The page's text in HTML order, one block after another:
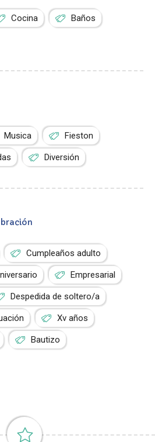
Cocina Baños
Musica Fieston
Diversión
Cumpleaños adulto
Empresarial
Despedida de soltero/a
Xv años
Bautizo